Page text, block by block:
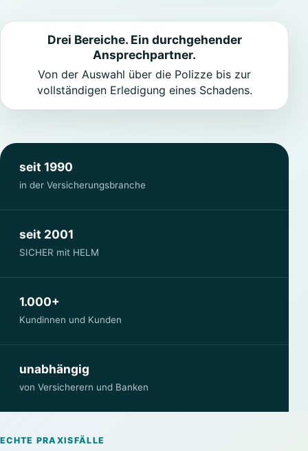
Drei Bereiche. Ein durchgehender
Ansprechpartner.
Von der Auswahl über die Polizze bis zur
vollständigen Erledigung eines Schadens.
seit 1990
in der Versicherungsbranche
seit 2001
SICHER mit HELM
1.000+
Kundinnen und Kunden
unabhängig
von Versicherern und Banken
ECHTE PRAXISFÄLLE